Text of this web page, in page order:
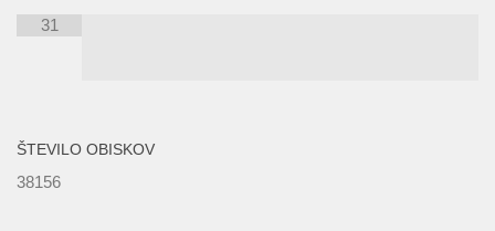
31
ŠTEVILO OBISKOV
38156